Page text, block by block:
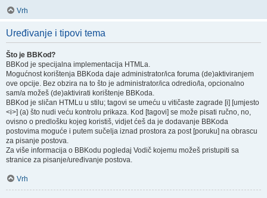
Vrh
Uređivanje i tipovi tema
Što je BBKod?
BBKod je specijalna implementacija HTMLa.
Mogućnost korištenja BBKoda daje administrator/ica foruma (de)aktiviranjem
ove opcije. Bez obzira na to što je administrator/ica odredio/la, opcionalno
sam/a možeš (de)aktivirati korištenje BBKoda.
BBKod je sličan HTMLu u stilu; tagovi se umeću u vitičaste zagrade [i] [umjesto
<i>] (a) što nudi veću kontrolu prikaza. Kod [tagovi] se može pisati ručno, no,
ovisno o predlošku kojeg koristiš, vidjet ćeš da je dodavanje BBKoda
postovima moguće i putem sučelja iznad prostora za post [poruku] na obrascu
za pisanje postova.
Za više informacija o BBKodu pogledaj Vodič kojemu možeš pristupiti sa
stranice za pisanje/uređivanje postova.
Vrh